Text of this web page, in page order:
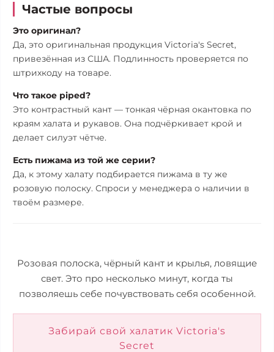
Частые вопросы
Это оригинал?
Да, это оригинальная продукция Victoria's Secret,
привезённая из США. Подлинность проверяется по
штрихкоду на товаре.
Что такое piped?
Это контрастный кант — тонкая чёрная окантовка по
краям халата и рукавов. Она подчёркивает крой и
делает силуэт чётче.
Есть пижама из той же серии?
Да, к этому халату подбирается пижама в ту же
розовую полоску. Спроси у менеджера о наличии в
твоём размере.
Розовая полоска, чёрный кант и крылья, ловящие
свет. Это про несколько минут, когда ты
позволяешь себе почувствовать себя особенной.
Забирай свой халатик Victoria's
Secret